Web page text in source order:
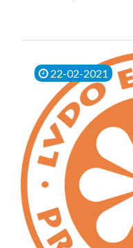
22-02-2021